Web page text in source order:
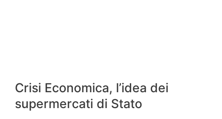
Crisi Economica, l’idea dei
supermercati di Stato